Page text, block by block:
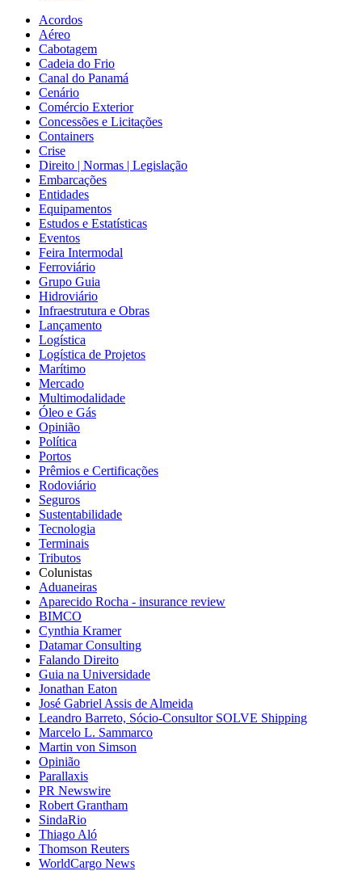
Acordos
Aéreo
Cabotagem
Cadeia do Frio
Canal do Panamá
Cenário
Comércio Exterior
Concessões e Licitações
Containers
Crise
Direito | Normas | Legislação
Embarcações
Entidades
Equipamentos
Estudos e Estatísticas
Eventos
Feira Intermodal
Ferroviário
Grupo Guia
Hidroviário
Infraestrutura e Obras
Lançamento
Logística
Logística de Projetos
Marítimo
Mercado
Multimodalidade
Óleo e Gás
Opinião
Política
Portos
Prêmios e Certificações
Rodoviário
Seguros
Sustentabilidade
Tecnologia
Terminais
Tributos
Colunistas
Aduaneiras
Aparecido Rocha - insurance review
BIMCO
Cynthia Kramer
Datamar Consulting
Falando Direito
Guia na Universidade
Jonathan Eaton
José Gabriel Assis de Almeida
Leandro Barreto, Sócio-Consultor SOLVE Shipping
Marcelo L. Sammarco
Martin von Simson
Opinião
Parallaxis
PR Newswire
Robert Grantham
SindaRio
Thiago Aló
Thomson Reuters
WorldCargo News